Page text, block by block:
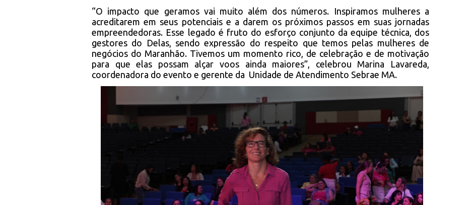
“O impacto que geramos vai muito além dos números. Inspiramos mulheres a
acreditarem em seus potenciais e a darem os próximos passos em suas jornadas
empreendedoras. Esse legado é fruto do esforço conjunto da equipe técnica, dos
gestores do Delas, sendo expressão do respeito que temos pelas mulheres de
negócios do Maranhão. Tivemos um momento rico, de celebração e de motivação
para que elas possam alçar voos ainda maiores”, celebrou Marina Lavareda,
coordenadora do evento e gerente da Unidade de Atendimento Sebrae MA.